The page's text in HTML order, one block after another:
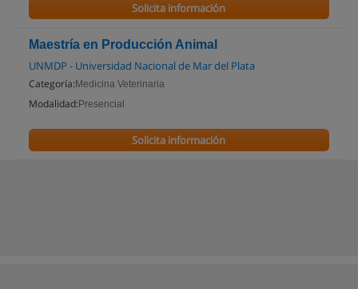
Solicita información
Maestría en Producción Animal
UNMDP - Universidad Nacional de Mar del Plata
Categoría: Medicina Veterinaria
Modalidad: Presencial
Solicita información